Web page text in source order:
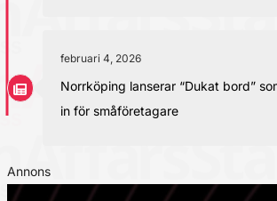
februari 4, 2026
Norrköping lanserar “Dukat bord”
in för småföretagare
Annons